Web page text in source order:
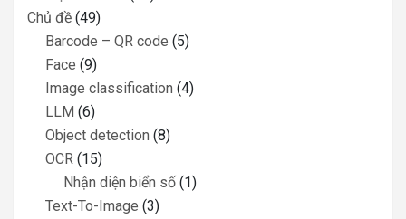
Chủ đề (49)
Barcode – QR code (5)
Face (9)
Image classification (4)
LLM (6)
Object detection (8)
OCR (15)
Nhận diện biển số (1)
Text-To-Image (3)